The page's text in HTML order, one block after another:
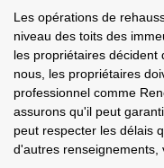
Les opérations de
niveau des toits des
les propriétaires décident
nous, les propriétaires
professionnel comme
assurons qu'il peut
peut respecter les délais
d'autres renseignements,